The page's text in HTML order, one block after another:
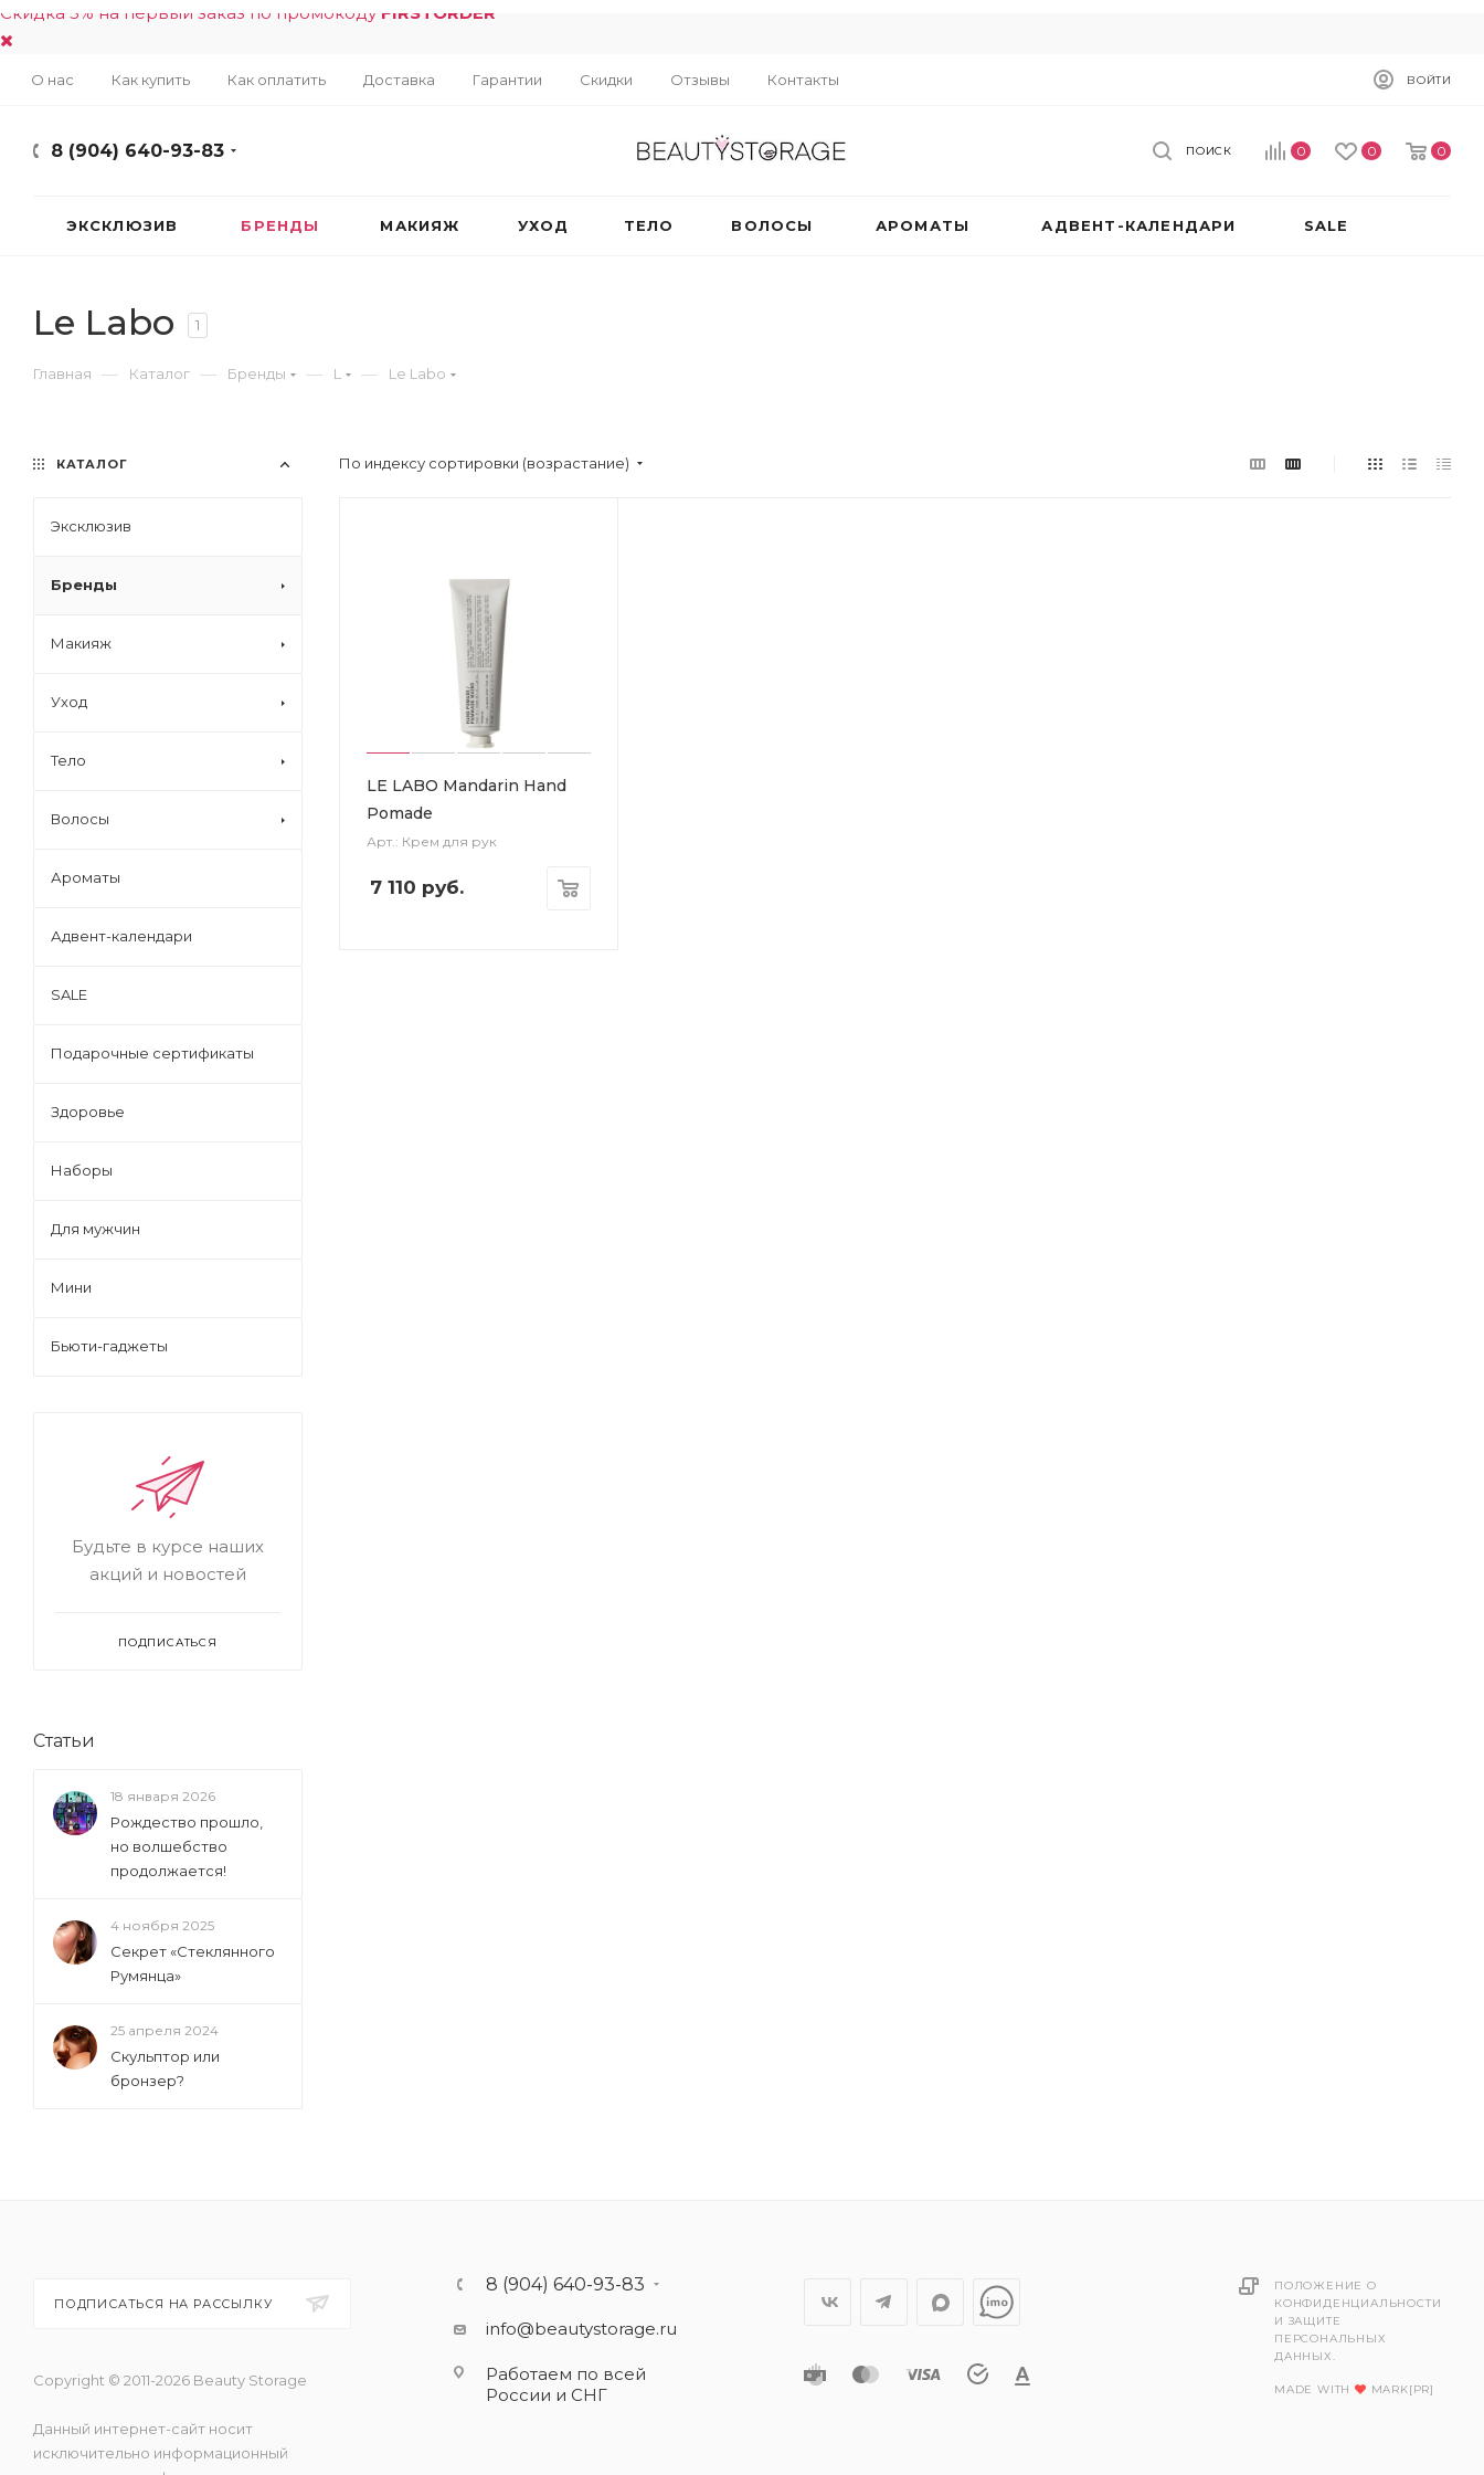
Скидка 5% на первый заказ по промокоду FIRSTORDER
О нас Как купить Как оплатить Доставка Гарантии Скидки Отзывы Контакты ВОЙТИ
8 (904) 640-93-83 0 0 0
ПОИСК
ЭКСКЛЮЗИВ БРЕНДЫ МАКИЯЖ УХОД ТЕЛО ВОЛОСЫ АРОМАТЫ АДВЕНТ-КАЛЕНДАРИ SALE
Le Labo 1
Главная — Каталог — Бренды — L — Le Labo
По индексу сортировки (возрастание)
LE LABO Mandarin Hand
Pomade
Арт.: Крем для рук
7 110 руб.
КАТАЛОГ
Эксклюзив
Бренды
Макияж
Уход
Тело
Волосы
Ароматы
Адвент-календари
SALE
Подарочные сертификаты
Здоровье
Наборы
Для мужчин
Мини
Бьюти-гаджеты
Будьте в курсе наших
акций и новостей
ПОДПИСАТЬСЯ
Статьи
18 января 2026
Рождество прошло,
но волшебство
продолжается!
4 ноября 2025
Секрет «Стеклянного
Румянца»
25 апреля 2024
Скульптор или
бронзер?
ПОДПИСАТЬСЯ НА РАССЫЛКУ
Copyright © 2011-2026 Beauty Storage
Данный интернет-сайт носит
исключительно информационный
8 (904) 640-93-83
info@beautystorage.ru
Работаем по всей
России и СНГ
ПОЛОЖЕНИЕ О
КОНФИДЕНЦИАЛЬНОСТИ
И ЗАЩИТЕ
ПЕРСОНАЛЬНЫХ
ДАННЫХ.
MADE WITH MARK[PR]